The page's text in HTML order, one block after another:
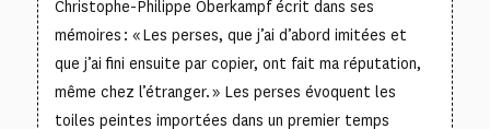
Christophe-Philippe Oberkampf écrit dans ses
mémoires : « Les perses, que j’ai d’abord imitées et
que j’ai fini ensuite par copier, ont fait ma réputation,
même chez l’étranger. » Les perses évoquent les
toiles peintes importées dans un premier temps